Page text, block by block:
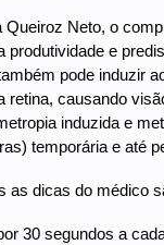
Queiroz Neto, o
produtividade e
pode induzir
retina, causando
induzida e
temporária e até
as dicas do médico
30 segundos a